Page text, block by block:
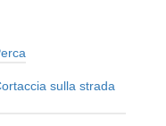
sulla strada